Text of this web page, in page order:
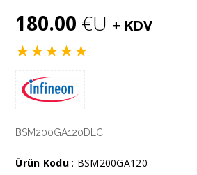
180.00 €U + KDV
★★★★★
BSM200GA120DLC
Ürün Kodu: BSM200GA120